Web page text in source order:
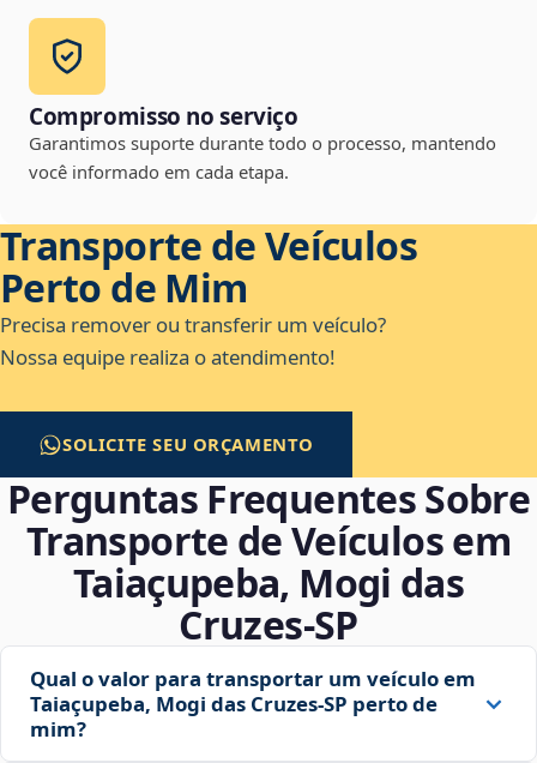
Compromisso no serviço
Garantimos suporte durante todo o processo, mantendo
você informado em cada etapa.
Transporte de Veículos
Perto de Mim
Precisa remover ou transferir um veículo?
Nossa equipe realiza o atendimento!
SOLICITE SEU ORÇAMENTO
Perguntas Frequentes Sobre
Transporte de Veículos em
Taiaçupeba, Mogi das
Cruzes‑SP
Qual o valor para transportar um veículo em
Taiaçupeba, Mogi das Cruzes‑SP perto de
mim?